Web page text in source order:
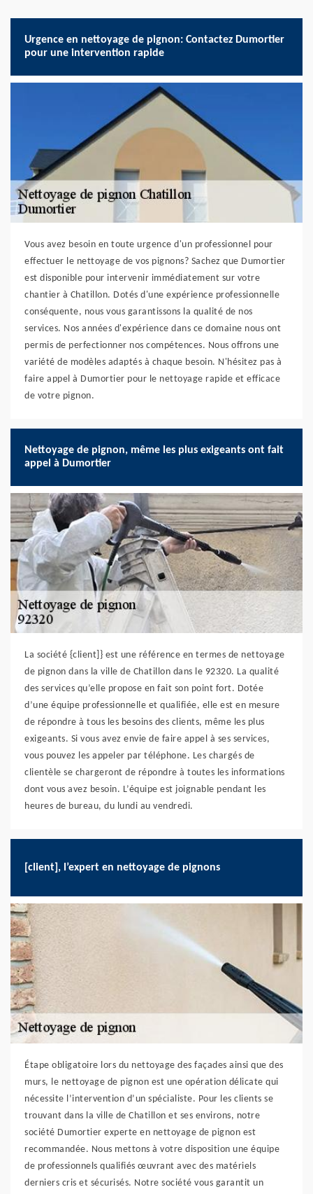
Urgence en nettoyage de pignon: Contactez Dumortier
pour une intervention rapide
Vous avez besoin en toute urgence d'un professionnel pour
effectuer le nettoyage de vos pignons? Sachez que Dumortier
est disponible pour intervenir immédiatement sur votre
chantier à Chatillon. Dotés d'une expérience professionnelle
conséquente, nous vous garantissons la qualité de nos
services. Nos années d'expérience dans ce domaine nous ont
permis de perfectionner nos compétences. Nous offrons une
variété de modèles adaptés à chaque besoin. N'hésitez pas à
faire appel à Dumortier pour le nettoyage rapide et efficace
de votre pignon.
Nettoyage de pignon, même les plus exigeants ont fait
appel à Dumortier
La société {client]} est une référence en termes de nettoyage
de pignon dans la ville de Chatillon dans le 92320. La qualité
des services qu’elle propose en fait son point fort. Dotée
d’une équipe professionnelle et qualifiée, elle est en mesure
de répondre à tous les besoins des clients, même les plus
exigeants. Si vous avez envie de faire appel à ses services,
vous pouvez les appeler par téléphone. Les chargés de
clientèle se chargeront de répondre à toutes les informations
dont vous avez besoin. L’équipe est joignable pendant les
heures de bureau, du lundi au vendredi.
[client], l’expert en nettoyage de pignons
Étape obligatoire lors du nettoyage des façades ainsi que des
murs, le nettoyage de pignon est une opération délicate qui
nécessite l’intervention d’un spécialiste. Pour les clients se
trouvant dans la ville de Chatillon et ses environs, notre
société Dumortier experte en nettoyage de pignon est
recommandée. Nous mettons à votre disposition une équipe
de professionnels qualifiés œuvrant avec des matériels
derniers cris et sécurisés. Notre société vous garantit un